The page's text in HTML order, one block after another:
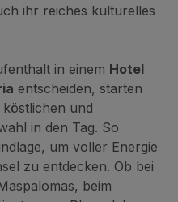
ihr reiches kulturelles
in einem Hotel
entscheiden, starten
und
in den Tag. So
um voller Energie
zu entdecken. Ob bei
beim